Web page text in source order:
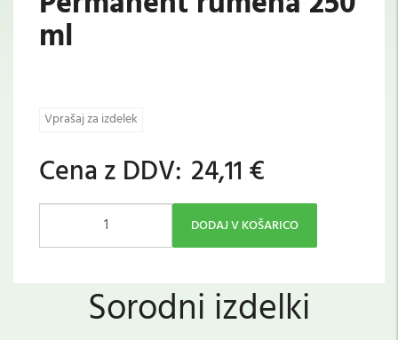
ml
Vprašaj za izdelek
Cena z DDV: 24,11 €
DODAJ V KOŠARICO
Sorodni izdelki